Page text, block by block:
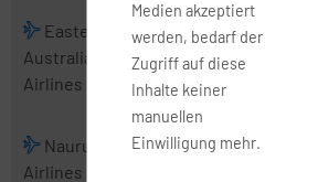
Eastern
Australia
Airlines
Fiji Airways
Nauru
Airlines
PNG Air
Medien akzeptiert
werden, bedarf der
Zugriff auf diese
Inhalte keiner
manuellen
Einwilligung mehr.